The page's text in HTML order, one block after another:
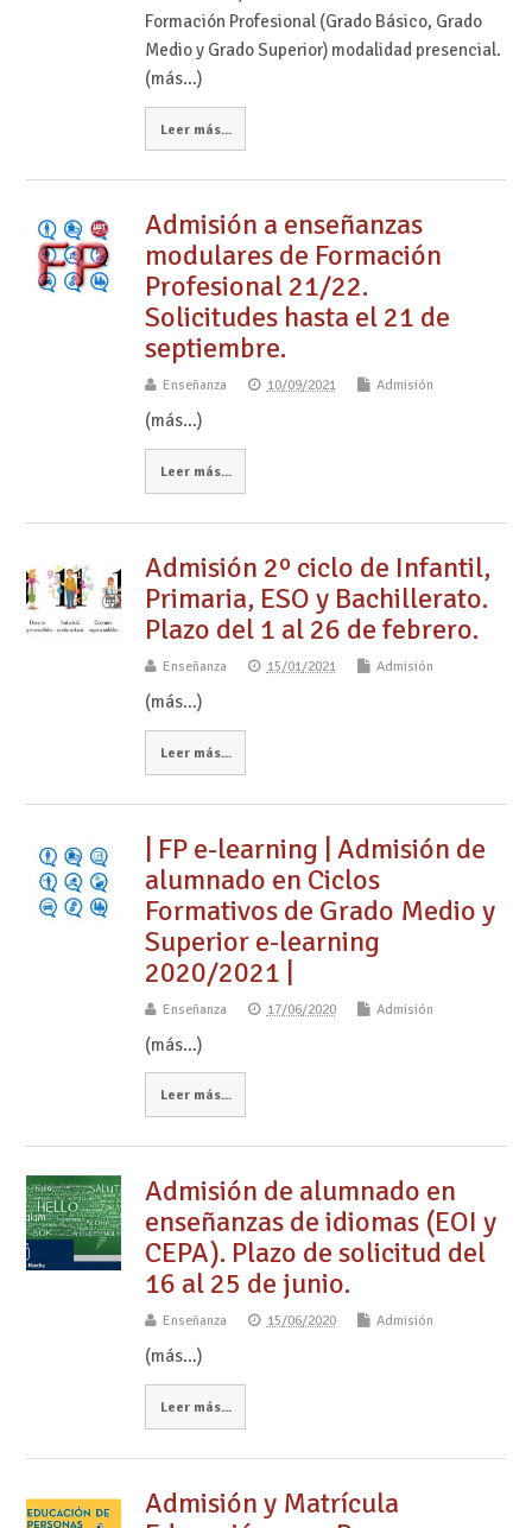
Formación Profesional (Grado Básico, Grado
Medio y Grado Superior) modalidad presencial.
(más…)
Leer más...
Admisión a enseñanzas
modulares de Formación
Profesional 21/22.
Solicitudes hasta el 21 de
septiembre.
Enseñanza 10/09/2021 Admisión
(más…)
Leer más...
Admisión 2º ciclo de Infantil,
Primaria, ESO y Bachillerato.
Plazo del 1 al 26 de febrero.
Enseñanza 15/01/2021 Admisión
(más…)
Leer más...
| FP e-learning | Admisión de
alumnado en Ciclos
Formativos de Grado Medio y
Superior e-learning
2020/2021 |
Enseñanza 17/06/2020 Admisión
(más…)
Leer más...
Admisión de alumnado en
enseñanzas de idiomas (EOI y
CEPA). Plazo de solicitud del
16 al 25 de junio.
Enseñanza 15/06/2020 Admisión
(más…)
Leer más...
Admisión y Matrícula